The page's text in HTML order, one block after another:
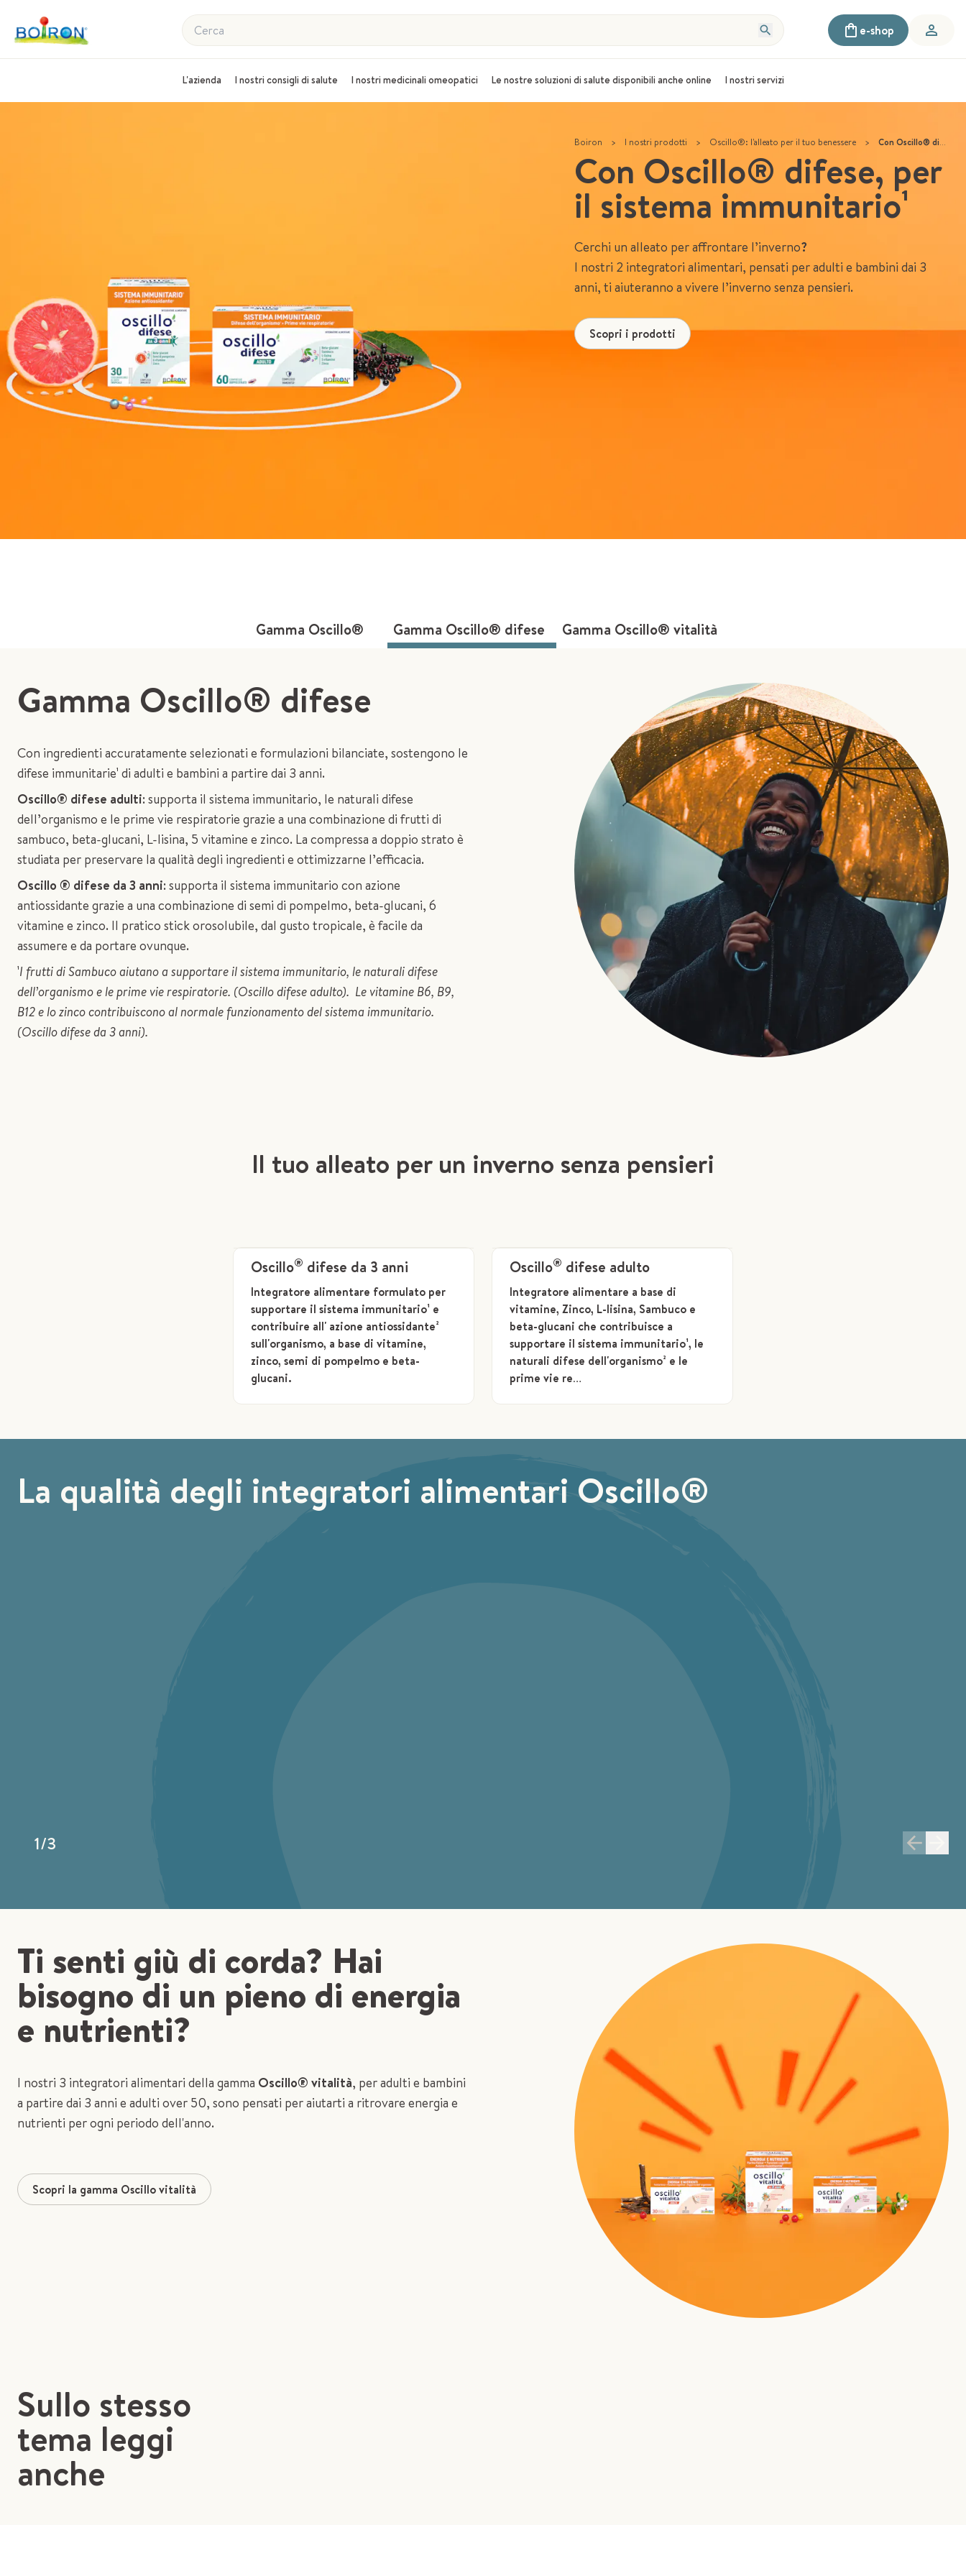
Cerca e-shop
L'azienda I nostri consigli di salute I nostri medicinali omeopatici Le nostre soluzioni di salute disponibili anche online I nostri servizi
Boiron > I nostri prodotti > Oscillo®: l'alleato per il tuo benessere > Con Oscillo® difese, per il sistema immunitario¹
Con Oscillo® difese, per
il sistema immunitario¹
Cerchi un alleato per affrontare l’inverno?
I nostri 2 integratori alimentari, pensati per adulti e bambini dai 3
anni, ti aiuteranno a vivere l’inverno senza pensieri.
Scopri i prodotti
Gamma Oscillo® Gamma Oscillo® difese Gamma Oscillo® vitalità
Gamma Oscillo® difese
Con ingredienti accuratamente selezionati e formulazioni bilanciate, sostengono le
difese immunitarie¹ di adulti e bambini a partire dai 3 anni.
Oscillo® difese adulti: supporta il sistema immunitario, le naturali difese
dell’organismo e le prime vie respiratorie grazie a una combinazione di frutti di
sambuco, beta-glucani, L-lisina, 5 vitamine e zinco. La compressa a doppio strato è
studiata per preservare la qualità degli ingredienti e ottimizzarne l’efficacia.
Oscillo ® difese da 3 anni: supporta il sistema immunitario con azione
antiossidante grazie a una combinazione di semi di pompelmo, beta-glucani, 6
vitamine e zinco. Il pratico stick orosolubile, dal gusto tropicale, è facile da
assumere e da portare ovunque.
¹I frutti di Sambuco aiutano a supportare il sistema immunitario, le naturali difese
dell’organismo e le prime vie respiratorie. (Oscillo difese adulto). Le vitamine B6, B9,
B12 e lo zinco contribuiscono al normale funzionamento del sistema immunitario.
(Oscillo difese da 3 anni).
Il tuo alleato per un inverno senza pensieri
Oscillo® difese da 3 anni
Integratore alimentare formulato per
supportare il sistema immunitario¹ e
contribuire all' azione antiossidante²
sull'organismo, a base di vitamine,
zinco, semi di pompelmo e beta-
glucani.
Oscillo® difese adulto
Integratore alimentare a base di
vitamine, Zinco, L-lisina, Sambuco e
beta-glucani che contribuisce a
supportare il sistema immunitario¹, le
naturali difese dell'organismo² e le
prime vie re…
La qualità degli integratori alimentari Oscillo®
1/3
Ti senti giù di corda? Hai
bisogno di un pieno di energia
e nutrienti?
I nostri 3 integratori alimentari della gamma Oscillo® vitalità, per adulti e bambini
a partire dai 3 anni e adulti over 50, sono pensati per aiutarti a ritrovare energia e
nutrienti per ogni periodo dell'anno.
Scopri la gamma Oscillo vitalità
Sullo stesso
tema leggi
anche